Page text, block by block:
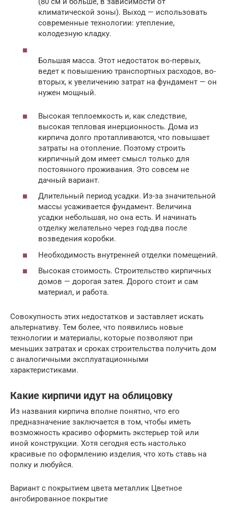
климатической зоны). Выход — использовать
современные технологии: утепление,
колодезную кладку.
Большая масса. Этот недостаток во-первых,
ведет к повышению транспортных расходов, во-
вторых, к увеличению затрат на фундамент — он
нужен мощный.
Высокая теплоемкость и, как следствие,
высокая тепловая инерционность. Дома из
кирпича долго протапливаются, что повышает
затраты на отопление. Поэтому строить
кирпичный дом имеет смысл только для
постоянного проживания. Это совсем не
дачный вариант.
Длительный период усадки. Из-за значительной
массы усаживается фундамент. Величина
усадки небольшая, но она есть. И начинать
отделку желательно через год-два после
возведения коробки.
Необходимость внутренней отделки помещений.
Высокая стоимость. Строительство кирпичных
домов — дорогая затея. Дорого стоит и сам
материал, и работа.
Совокупность этих недостатков и заставляет искать
альтернативу. Тем более, что появились новые
технологии и материалы, которые позволяют при
меньших затратах и сроках строительства получить дом
с аналогичными эксплуатационными
характеристиками.
Какие кирпичи идут на облицовку
Из названия кирпича вполне понятно, что его
предназначение заключается в том, чтобы иметь
возможность красиво оформить экстерьер той или
иной конструкции. Хотя сегодня есть настолько
красивые по оформлению изделия, что хоть ставь на
полку и любуйся.
Вариант с покрытием цвета металлик Цветное
ангобированное покрытие